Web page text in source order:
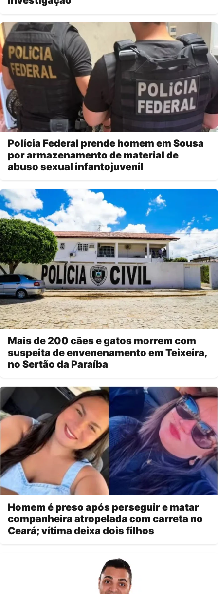
Polícia Federal prende homem em Sousa
por armazenamento de material de
abuso sexual infantojuvenil
Mais de 200 cães e gatos morrem com
suspeita de envenenamento em Teixeira,
no Sertão da Paraíba
Homem é preso após perseguir e matar
companheira atropelada com carreta no
Ceará; vítima deixa dois filhos